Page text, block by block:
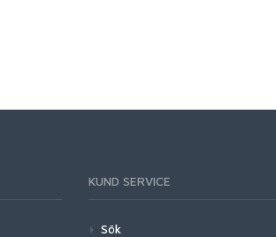
KUND SERVICE
Sök